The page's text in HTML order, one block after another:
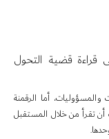
قضية التحول
والمسؤوليات، أما الرقمنة
أن تقرأ من خلال المستقبل